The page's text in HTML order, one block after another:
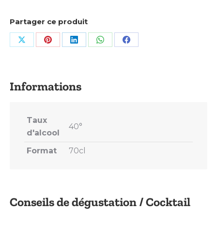
Partager ce produit
Share Share Share Share Share
Conseils de dégustation / Cocktail
Taux
d'alcool
40°
Format 70cl